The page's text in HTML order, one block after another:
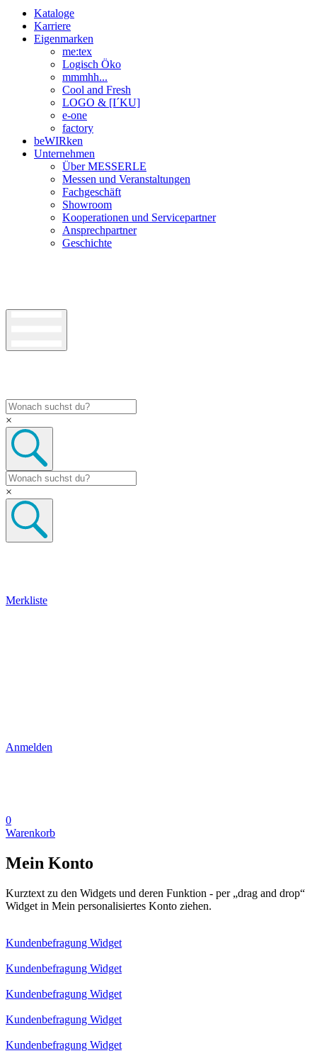
Kataloge
Karriere
Eigenmarken
me:tex
Logisch Öko
mmmhh...
Cool and Fresh
LOGO & [I´KU]
e-one
factory
beWIRken
Unternehmen
Über MESSERLE
Messen und Veranstaltungen
Fachgeschäft
Showroom
Kooperationen und Servicepartner
Ansprechpartner
Geschichte
×
×
Merkliste
Anmelden
0
Warenkorb
Mein Konto
Kurztext zu den Widgets und deren Funktion - per „drag and drop“
Widget in Mein personalisiertes Konto ziehen.
Kundenbefragung Widget
Kundenbefragung Widget
Kundenbefragung Widget
Kundenbefragung Widget
Kundenbefragung Widget